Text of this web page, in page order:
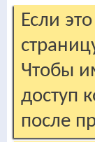
Если
Чтобы
доступ
после